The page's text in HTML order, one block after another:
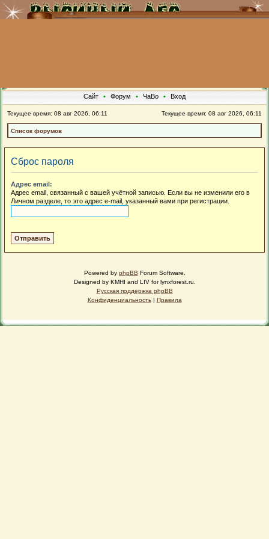
Сайт • Форум • ЧаВо • Вход
Текущее время: 08 авг 2026, 06:11 Текущее время: 08 авг 2026, 06:11
Список форумов
Сброс пароля
Адрес email:
Адрес email, связанный с вашей учётной записью. Если вы не изменили его в
Личном разделе, то это адрес e-mail, указанный вами при регистрации.
Powered by phpBB Forum Software.
Designed by KMHI and LIV for lynxforest.ru.
Русская поддержка phpBB
Конфиденциальность| Правила